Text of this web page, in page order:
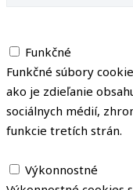
Funkčné
Funkčné súbory
ako je zdieľanie
sociálnych médií,
funkcie tretích strán.
Výkonnostné